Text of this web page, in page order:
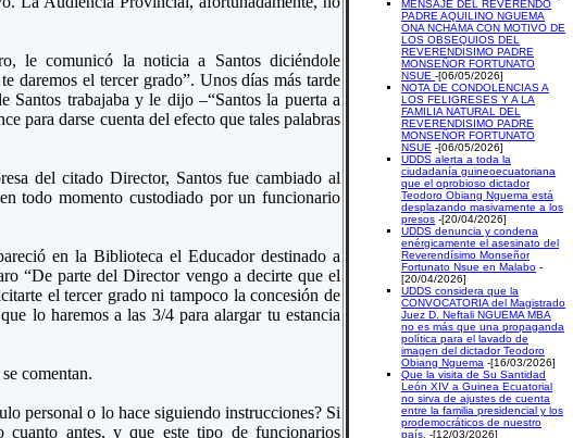
le comunicó la noticia a Santos diciéndole
daremos el tercer grado”. Unos días más tarde
trabajaba y le dijo –“Santos la puerta a
para darse cuenta del efecto que tales palabras
del citado Director, Santos fue cambiado al
todo momento custodiado por un funcionario
en la Biblioteca el Educador destinado a
“De parte del Director vengo a decirte que el
el tercer grado ni tampoco la concesión de
lo haremos a las 3/4 para alargar tu estancia
comentan.
personal o lo hace siguiendo instrucciones? Si
cuanto antes, y que este tipo de funcionarios
MENSAJE DEL REVERENDO
PADRE AQUILINO NGUEMA
ONA NCHAMA CON MOTIVO DE
LOS OBSEQUIOS DEL
REVERENDISIMO PADRE
MONSEÑOR FORTUNATO
NSUE -[06/05/2026]
NOTA DE CONDOLENCIAS A
LOS FELIGRESES Y A LA
FAMILIA NATURAL DEL
REVERENDISIMO PADRE
MONSEÑOR FORTUNATO
NSUE -[06/05/2026]
UDDS alerta a toda la
ciudadanía guineoecuatoriana
que el oprobioso dictador
Teodoro Obiang Nguema está
desplazando masivamente a los
presos -[20/04/2026]
UDDS denuncia y condena
enérgicamente el asesinato del
Reverendísimo Monseñor
Fortunato Nsue en Malabo -
[20/04/2026]
UDDS considera que la
CONVOCATORIA del Magistrado
Juez D. Neftali NGUEMA MBA
no es más que una propaganda
política para el lavado de
imagen del dictador Teodoro
Obiang Nguema -[16/03/2026]
Que la visita de Su Santidad
León XIV a Guinea Ecuatorial
no sirva de ajustes de cuenta
entre la familia presidencial y los
prodemocráticos de nuestro
país. -[12/03/2026]